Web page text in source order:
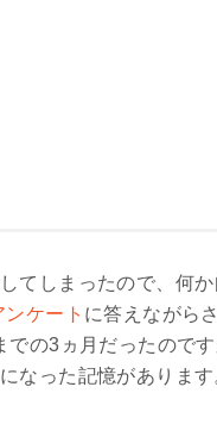
てしまったので、何
ンケート に答えながら
の3ヵ月だったので
なった記憶があります